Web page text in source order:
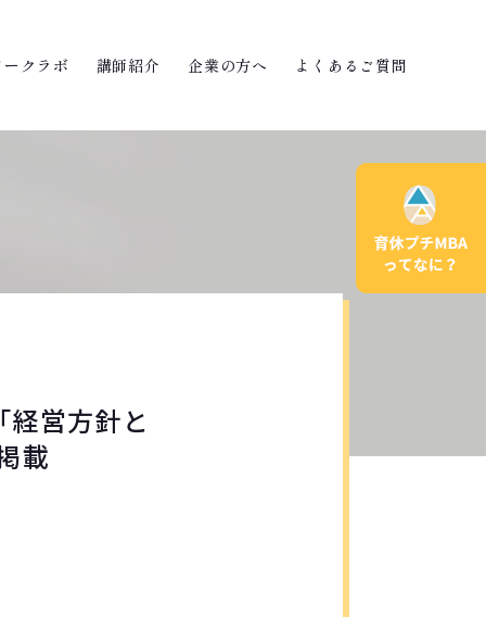
ークラボ 講師紹介 企業の方へ よくあるご質問
営方針と
載